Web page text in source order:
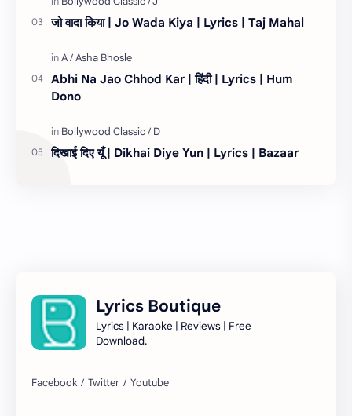
जो वादा किया | Jo Wada Kiya | Lyrics | Taj Mahal
Abhi Na Jao Chhod Kar | हिंदी | Lyrics | Hum
Dono
दिखाई दिए यूँ | Dikhai Diye Yun | Lyrics | Bazaar
Lyrics Boutique
Lyrics | Karaoke | Reviews | Free
Download.